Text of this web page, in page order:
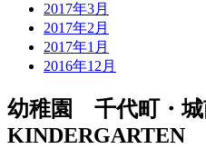
2017年3月
2017年2月
2017年1月
2016年12月
幼稚園 千代町・城
KINDERGARTEN